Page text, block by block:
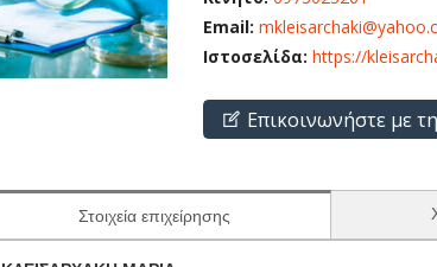
Email:
Ιστοσελίδα: https://
Επικοινωνήστε με
Στοιχεία επιχείρησης